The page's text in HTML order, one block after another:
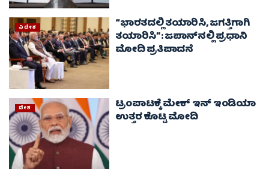
ವಿದೇಶ “ಭಾರತದಲ್ಲಿ ತಯಾರಿಸಿ, ಜಗತ್ತಿಗಾಗಿ
ತಯಾರಿಸಿ”: ಜಪಾನ್‌ನಲ್ಲಿ ಪ್ರಧಾನಿ
ಮೋದಿ ಪ್ರತಿಪಾದನೆ
ದೇಶ ಟ್ರಂಪಾಟಕ್ಕೆ ಮೇಕ್ ಇನ್ ಇಂಡಿಯಾ
ಉತ್ತರ ಕೊಟ್ಟ ಮೋದಿ